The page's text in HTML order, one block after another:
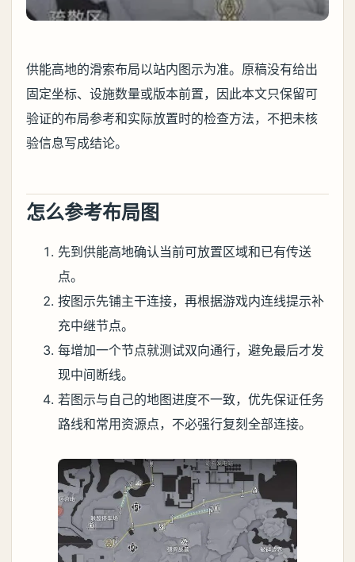
供能高地的滑索布局以站内图示为准。原稿没有给出
固定坐标、设施数量或版本前置，因此本文只保留可
验证的布局参考和实际放置时的检查方法，不把未核
验信息写成结论。
怎么参考布局图
先到供能高地确认当前可放置区域和已有传送
点。
按图示先铺主干连接，再根据游戏内连线提示补
充中继节点。
每增加一个节点就测试双向通行，避免最后才发
现中间断线。
若图示与自己的地图进度不一致，优先保证任务
路线和常用资源点，不必强行复刻全部连接。